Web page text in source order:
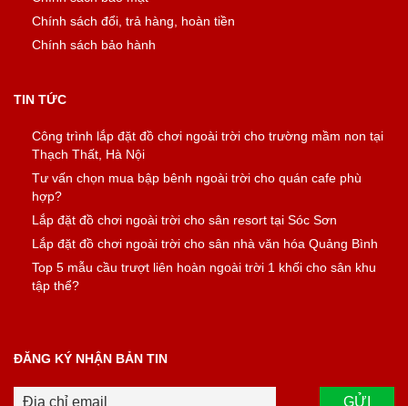
Chính sách đổi, trả hàng, hoàn tiền
Chính sách bảo hành
TIN TỨC
Công trình lắp đặt đồ chơi ngoài trời cho trường mầm non tại
Thạch Thất, Hà Nội
Tư vấn chọn mua bập bênh ngoài trời cho quán cafe phù
hợp?
Lắp đặt đồ chơi ngoài trời cho sân resort tại Sóc Sơn
Lắp đặt đồ chơi ngoài trời cho sân nhà văn hóa Quảng Bình
Top 5 mẫu cầu trượt liên hoàn ngoài trời 1 khối cho sân khu
tập thể?
ĐĂNG KÝ NHẬN BẢN TIN